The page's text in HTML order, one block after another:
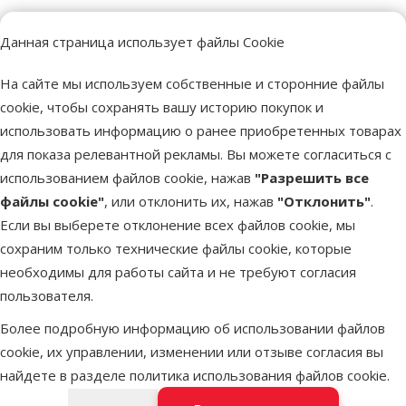
Данная страница использует файлы Cookie
На сайте мы используем собственные и сторонние файлы
cookie, чтобы сохранять вашу историю покупок и
использовать информацию о ранее приобретенных товарах
для показа релевантной рекламы. Вы можете согласиться с
использованием файлов cookie, нажав "Разрешить все
файлы cookie", или отклонить их, нажав "Отклонить".
Если вы выберете отклонение всех файлов cookie, мы
сохраним только технические файлы cookie, которые
необходимы для работы сайта и не требуют согласия
пользователя.
Более подробную информацию об использовании файлов
cookie, их управлении, изменении или отзыве согласия вы
найдете в разделе политика использования файлов cookie.
Более 40 магазинов в Латвии
Напиши нам
eveikals@dinozoo.lv Пн.–Пт. 9:00 – 17:00
Свяжись с нами
Открыть чат
Посети
один из наших магазинов
Меню в футере
Информация о компании